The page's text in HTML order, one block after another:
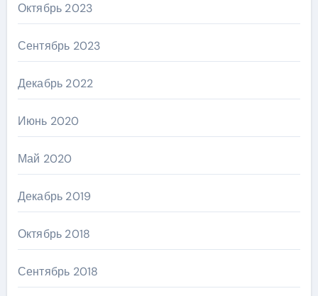
Октябрь 2023
Сентябрь 2023
Декабрь 2022
Июнь 2020
Май 2020
Декабрь 2019
Октябрь 2018
Сентябрь 2018